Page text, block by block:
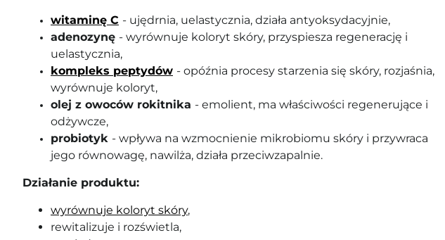
witaminę C - ujędrnia, uelastycznia, działa antyoksydacyjnie,
adenozynę - wyrównuje koloryt skóry, przyspiesza regenerację i
uelastycznia,
kompleks peptydów - opóźnia procesy starzenia się skóry, rozjaśnia,
wyrównuje koloryt,
olej z owoców rokitnika - emolient, ma właściwości regenerujące i
odżywcze,
probiotyk - wpływa na wzmocnienie mikrobiomu skóry i przywraca
jego równowagę, nawilża, działa przeciwzapalnie.
Działanie produktu:
wyrównuje koloryt skóry,
rewitalizuje i rozświetla,